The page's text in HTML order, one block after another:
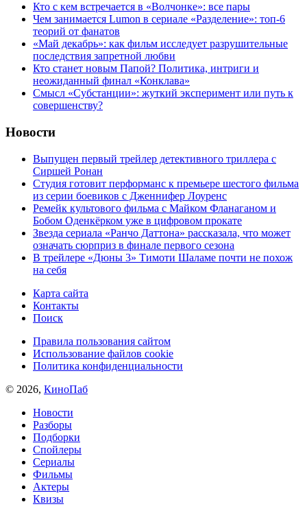
Кто с кем встречается в «Волчонке»: все пары
Чем занимается Lumon в сериале «Разделение»: топ-6
теорий от фанатов
«Май декабрь»: как фильм исследует разрушительные
последствия запретной любви
Кто станет новым Папой? Политика, интриги и
неожиданный финал «Конклава»
Cмысл «Субстанции»: жуткий эксперимент или путь к
совершенству?
Новости
Выпущен первый трейлер детективного триллера с
Сиршей Ронан
Студия готовит перформанс к премьере шестого фильма
из серии боевиков с Дженнифер Лоуренс
Ремейк культового фильма с Майком Фланаганом и
Бобом Оденкёрком уже в цифровом прокате
Звезда сериала «Ранчо Даттона» рассказала, что может
означать сюрприз в финале первого сезона
В трейлере «Дюны 3» Тимоти Шаламе почти не похож
на себя
Карта сайта
Контакты
Поиск
Правила пользования сайтом
Использование файлов cookie
Политика конфиденциальности
© 2026, КиноПаб
Новости
Разборы
Подборки
Спойлеры
Сериалы
Фильмы
Актеры
Квизы